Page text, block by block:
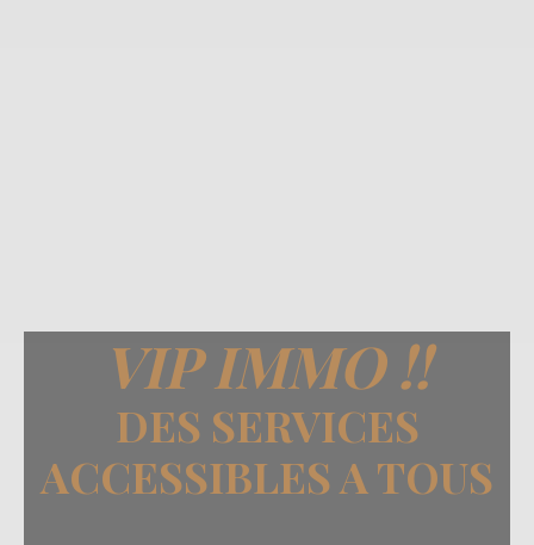
VIP IMMO !!
DES SERVICES
ACCESSIBLES A TOUS